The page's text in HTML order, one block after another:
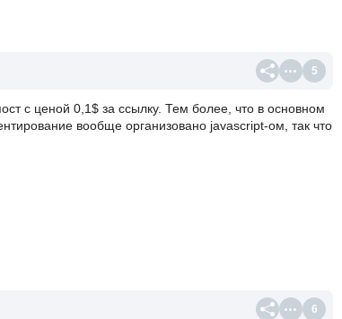
5
с ценой 0,1$ за ссылку. Тем более, что в основном
вообще организовано javascript-ом, так что
6